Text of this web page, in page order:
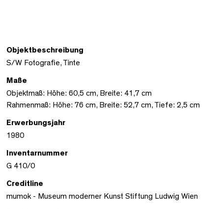
Objektbeschreibung
S/W Fotografie, Tinte
Maße
Objektmaß: Höhe: 60,5 cm, Breite: 41,7 cm
Rahmenmaß: Höhe: 76 cm, Breite: 52,7 cm, Tiefe: 2,5 cm
Erwerbungsjahr
1980
Inventarnummer
G 410/0
Creditline
mumok - Museum moderner Kunst Stiftung Ludwig Wien